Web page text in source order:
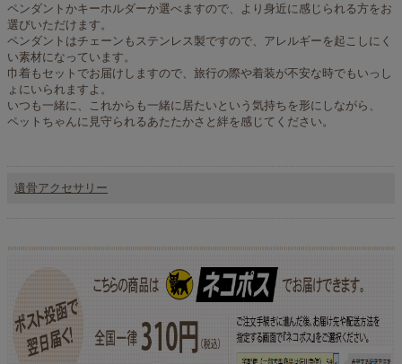
ペンダントかキーホルダーか選べますので、より身近に感じられる方をお
選びいただけます。
ペンダントはチェーンもステンレス製ですので、アレルギーを起こしにく
い素材になっています。
巾着もセットでお届けしますので、旅行の際や着装が不安な時でもいっし
ょにいられますよ。
いつも一緒に、これからも一緒に居たいという気持ちを形にしながら、
ペットちゃんに見守られるあたたかさと絆を感じてください。
遺骨アクセサリー